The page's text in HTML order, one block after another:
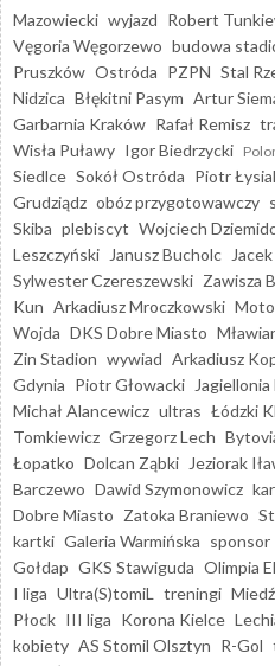
Mazowiecki wyjazd Robert
Vęgoria Węgorzewo budowa
Pruszków Ostróda PZPN Stal
Nidzica Błękitni Pasym Artur
Garbarnia Kraków Rafał Remisz
Wisła Puławy Igor Biedrzycki
Siedlce Sokół Ostróda Piotr
Grudziądz obóz przygotowawczy
Skiba plebiscyt Wojciech
Leszczyński
Janusz Bucholc
Sylwester Czereszewski Zawisza
Kun Arkadiusz Mroczkowski
Wojda DKS Dobre Miasto
Zin Stadion wywiad Arkadiusz
Gdynia Piotr Głowacki
Michał Alancewicz ultras Łódzki
Tomkiewicz Grzegorz Lech
Łopatko Dolcan Ząbki Jeziorak
Barczewo Dawid Szymonowicz
Dobre Miasto Zatoka Braniewo
kartki Galeria Warmińska sponsor
Gołdap GKS Stawiguda Olimpia
I liga Ultra(S)tomiL treningi
Płock III liga Korona Kielce
kobiety AS Stomil Olsztyn R-Gol